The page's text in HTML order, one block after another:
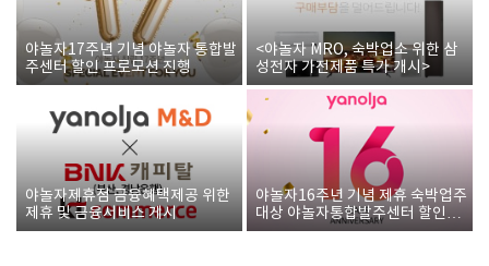
야놀자17주년 기념 야놀자 통합발
주센터 할인 프로모션 진행
<야놀자 MRO, 숙박업소 위한 삼
성전자 가전제품 특가 개시>
야놀자제휴점 금융혜택제공 위한
제휴 및 금융서비스 게시
야놀자16주년 기념 제휴 숙박업주
대상 야놀자통합발주센터 할인쿠
폰 증정